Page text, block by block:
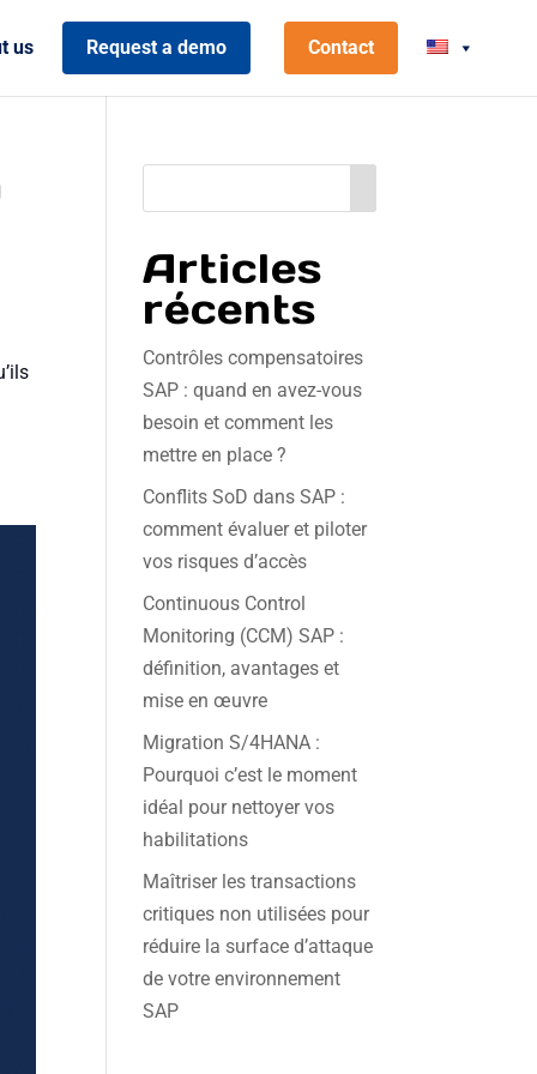
us Request a demo Contact
Articles
récents
Contrôles compensatoires
SAP : quand en avez-vous
besoin et comment les
mettre en place ?
Conflits SoD dans SAP :
comment évaluer et piloter
vos risques d’accès
Continuous Control
Monitoring (CCM) SAP :
définition, avantages et
mise en œuvre
Migration S/4HANA :
Pourquoi c’est le moment
idéal pour nettoyer vos
habilitations
Maîtriser les transactions
critiques non utilisées pour
réduire la surface d’attaque
de votre environnement
SAP